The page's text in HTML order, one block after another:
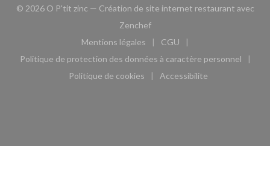
© 2026 O P'tit zinc — Création de site internet restaurant avec
Zenchef((ouvre une nouvelle fenêtre))
Mentions légales
((ouvre une nouvelle fenêtre))
CGU
((ouvre une nouvelle
Politique de protection des données à caractère personnel
((ouvre une nouvelle fenêtre))
Politique de cookies
((ouvre une nouvelle fenêtre))
Accessibilite